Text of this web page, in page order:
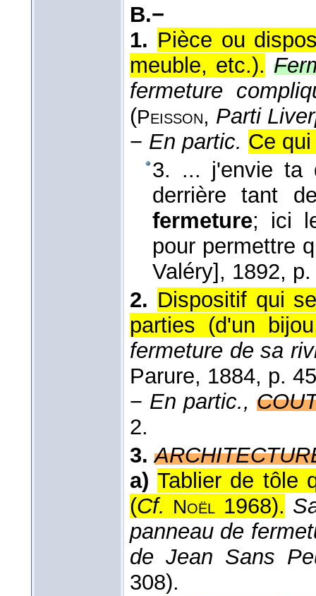
B.−
1. Pièce ou
meuble, etc.).
fermeture
(Peisson, Parti
− En partic. Ce
3. ... j'envie ta
derrière tant
fermeture; ici
pour permettre
Valéry] , 1892,
2. Dispositif qui
parties (d'un
fermeture de sa
Parure, 1884, p.
− En partic.,
2.
3.
a) Tablier de tôle
(Cf. Noël 1968).
panneau de
de Jean Sans
308).